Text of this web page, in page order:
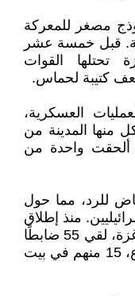
مصغر للمعركة
قبل خمسة عشر
القوات
كتيبة لحماس.
العسكرية،
منها المدينة من
ألحقت واحدة من
للرد، مما حول
منذ إطلاق
العملية العسكرية الأخيرة في شمال غزة، لقي 55 ضابطًا
وجنديًا إسرائيليًا حتفهم في هذا القطاع، 15 منهم في بيت